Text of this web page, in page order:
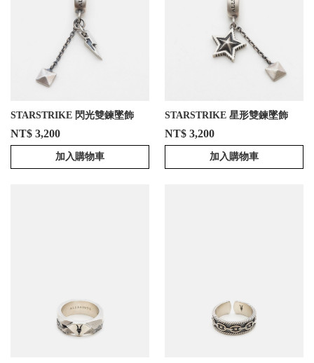
STARSTRIKE 閃光雙鍊墜飾
NT$ 3,200
加入購物車
STARSTRIKE 星形雙鍊墜飾
NT$ 3,200
加入購物車